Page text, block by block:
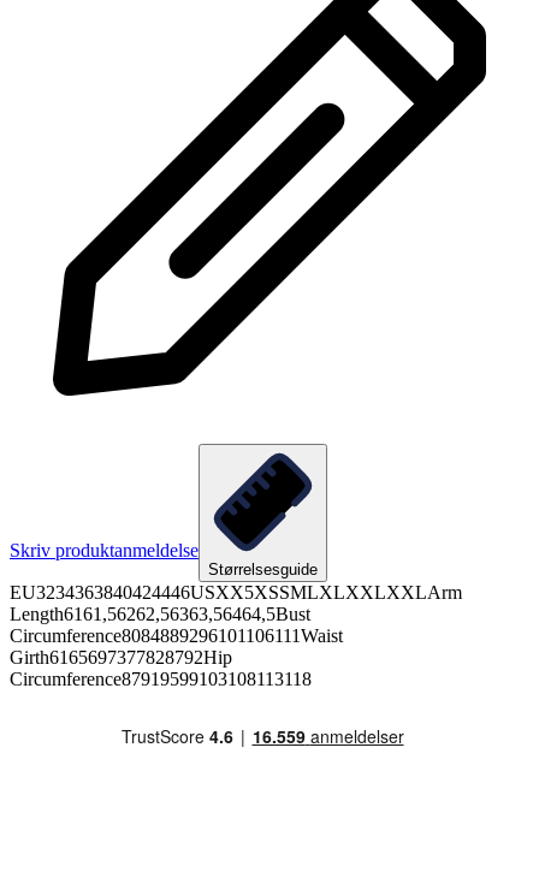
Skriv produktanmeldelse
Størrelsesguide
EU3234363840424446USXX5XSSMLXLXXLXXLArm
Length6161,56262,56363,56464,5Bust
Circumference8084889296101106111Waist
Girth6165697377828792Hip
Circumference87919599103108113118